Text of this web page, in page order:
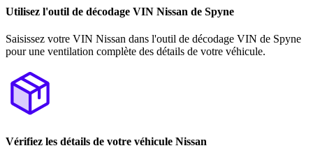
Utilisez l'outil de décodage VIN Nissan de Spyne
Saisissez votre VIN Nissan dans l'outil de décodage VIN de Spyne
pour une ventilation complète des détails de votre véhicule.
Vérifiez les détails de votre véhicule Nissan